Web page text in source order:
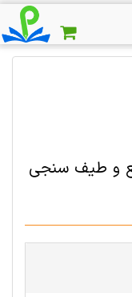
و طیف سنجی